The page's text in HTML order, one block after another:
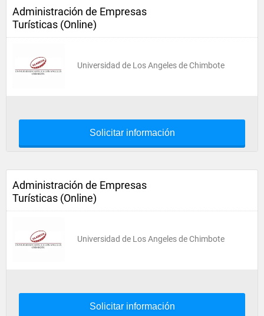
Administración de Empresas
Turísticas (Online)
Universidad de Los Angeles de Chimbote
Solicitar información
Administración de Empresas
Turísticas (Online)
Universidad de Los Angeles de Chimbote
Solicitar información